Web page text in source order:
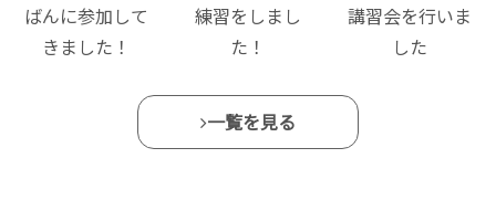
ばんに参加して
きました！
練習をしまし
た！
講習会を行いま
した
一覧を見る